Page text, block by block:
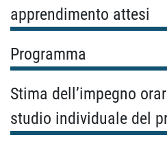
apprendimento attesi
Programma
Stima dell’impegno
studio individuale del